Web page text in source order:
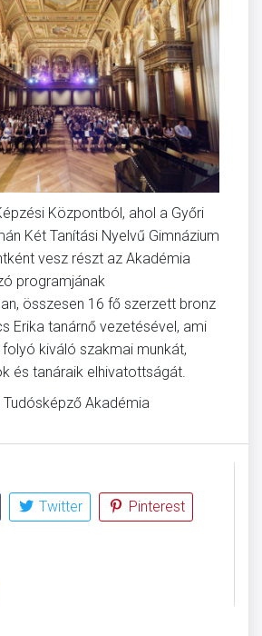
Központból, ahol a Győri
Két Tanítási Nyelvű Gimnázium
vesz részt az Akadémia
programjának
összesen 16 fő szerzett bronz
Erika tanárnő vezetésével, ami
kiváló szakmai munkát,
és tanáraik elhivatottságát.
Tudósképző Akadémia
Twitter
Pinterest